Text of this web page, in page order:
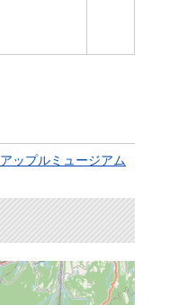
アップルミュージアム